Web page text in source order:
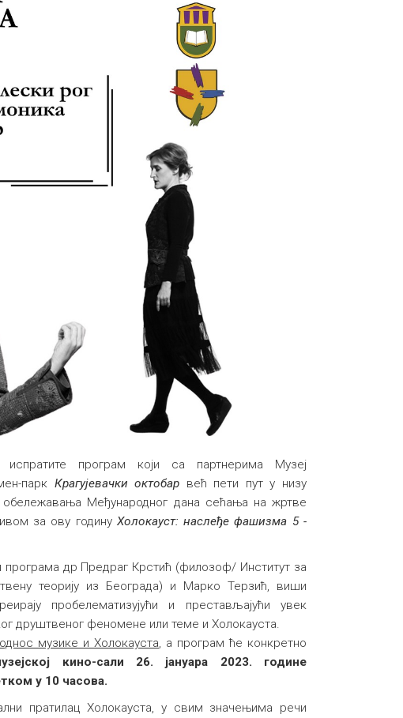
програм који са партнерима Музеј
парк Крагујевачки октобар већ пети пут у низу
обележавања Међународног дана сећања на жртве
за ову годину Холокауст: наслеђе фашизма 5 -
програма др Предраг Крстић (филозоф/ Институт за
теорију из Београда) и Марко Терзић, виши
пробелематизујући и престављајући увек
друштвеног феномене или теме и Холокауста.
однос музике и Холокауста, а програм ће конкретно
кино-сали 26. јануара 2023. године
у 10 часова.
пратилац Холокауста, у свим значењима речи